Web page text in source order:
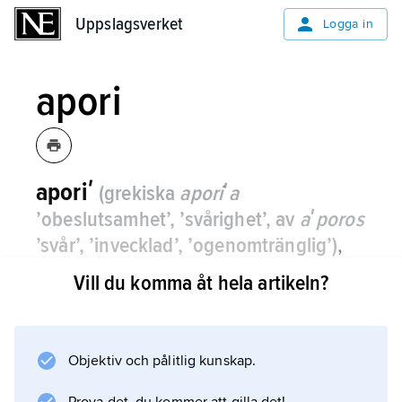
Uppslagsverket Logga in
apori
aporiʹ (grekiska aporiʹa
’obeslutsamhet’, ’svårighet’, av aʹporos
’svår’, ’invecklad’, ’ogenomtränglig’),
teoretisk svårighet, förbryllande
självmotsägelse.
två i lika hög grad övertygande argument kan
Vill du komma åt hela artikeln?
Objektiv och pålitlig kunskap.